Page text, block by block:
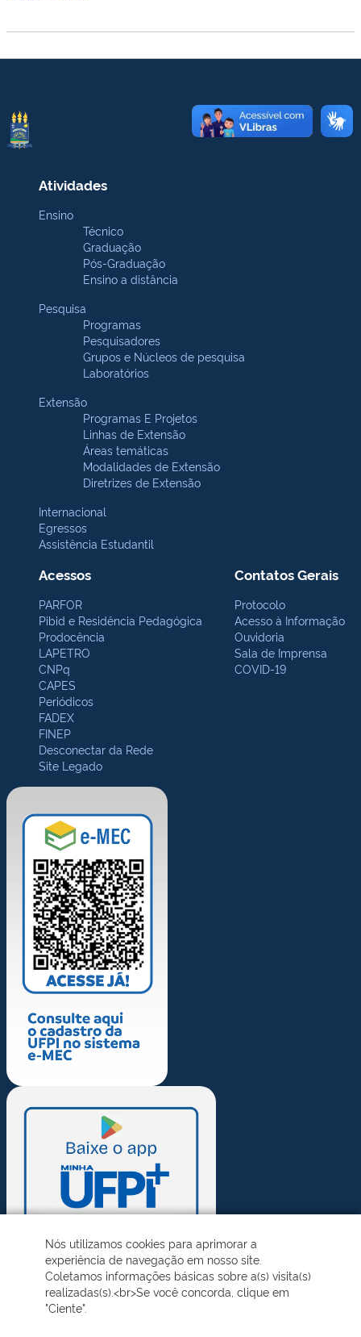
Atividades
Ensino
Técnico
Graduação
Pós-Graduação
Ensino a distância
Pesquisa
Programas
Pesquisadores
Grupos e Núcleos de pesquisa
Laboratórios
Extensão
Programas E Projetos
Linhas de Extensão
Áreas temáticas
Modalidades de Extensão
Diretrizes de Extensão
Internacional
Egressos
Assistência Estudantil
Acessos
PARFOR
Pibid e Residência Pedagógica
Prodocência
LAPETRO
CNPq
CAPES
Periódicos
FADEX
FINEP
Desconectar da Rede
Site Legado
Contatos Gerais
Protocolo
Acesso à Informação
Ouvidoria
Sala de Imprensa
COVID-19
Nós utilizamos cookies para aprimorar a
experiência de navegação em nosso site.
Coletamos informações básicas sobre a(s) visita(s)
realizadas(s).<br>Se você concorda, clique em
"Ciente".